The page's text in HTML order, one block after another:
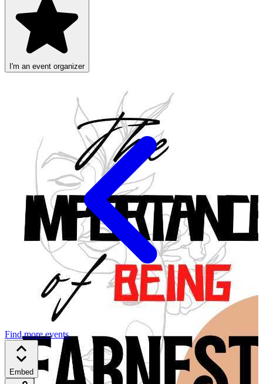
I'm an event organizer
Find more events
Embed